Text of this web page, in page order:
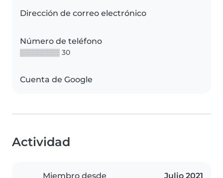
Dirección de correo electrónico
Número de teléfono
▒▒▒▒▒▒▒▒ 30
Cuenta de Google
Actividad
Miembro desde Julio 2021